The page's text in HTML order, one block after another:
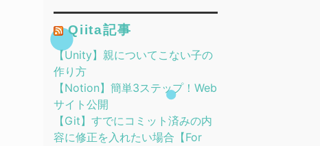
Qiita記事
【Unity】親についてこない子の
作り方
【Notion】簡単3ステップ！Web
サイト公開
【Git】すでにコミット済みの内
容に修正を入れたい場合【For